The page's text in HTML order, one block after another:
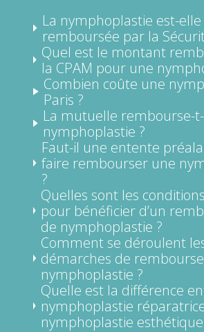
La nymphoplastie est-elle
remboursée par la
Quel est le montant
la CPAM pour une
Combien coûte une
Paris ?
La mutuelle rembourse-
nymphoplastie ?
Faut-il une entente
faire rembourser une
?
Quelles sont les
pour bénéficier d’un
de nymphoplastie ?
Comment se déroulent
démarches de
nymphoplastie ?
Quelle est la différence
nymphoplastie
nymphoplastie esthétique